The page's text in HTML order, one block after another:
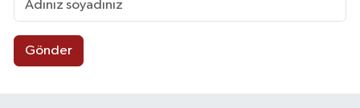
Gönder